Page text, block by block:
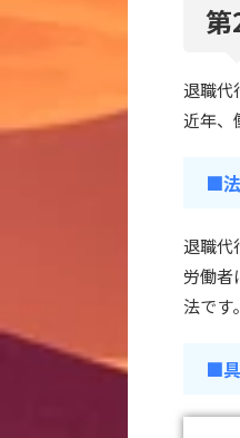
第
退職代
近年、
■
退職代
労働者
法です。
■